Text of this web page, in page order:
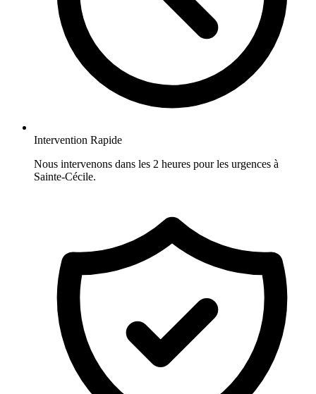
Intervention Rapide
Nous intervenons dans les 2 heures pour les urgences à
Sainte-Cécile.